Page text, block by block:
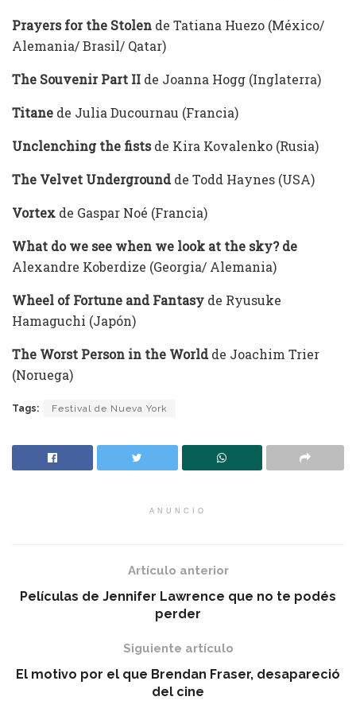
Prayers for the Stolen de Tatiana Huezo (México/
Alemania/ Brasil/ Qatar)
The Souvenir Part II de Joanna Hogg (Inglaterra)
Titane de Julia Ducournau (Francia)
Unclenching the fistsde Kira Kovalenko (Rusia)
The Velvet Undergroundde Todd Haynes (USA)
Vortex de Gaspar Noé (Francia)
What do we see when we look at the sky? de
Alexandre Koberdize (Georgia/ Alemania)
Wheel of Fortune and Fantasy de Ryusuke
Hamaguchi (Japón)
The Worst Person in the Worldde Joachim Trier
(Noruega)
Tags: Festival de Nueva York
ANUNCIO
Artículo anterior
Películas de Jennifer Lawrence que no te podés
perder
Siguiente artículo
El motivo por el que Brendan Fraser, desapareció
del cine